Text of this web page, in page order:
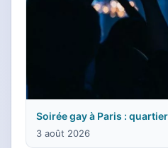
Soirée gay à Paris :
3 août 2026